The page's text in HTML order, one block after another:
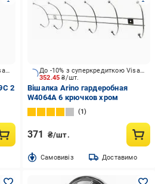
До -10% з суперкредиткою Visa Вигода
352.45₴/шт.
До -10% з суперкредиткою Visa Вигода
Вішалка Arino гардеробная
W4064A 6 крючков хром
1
371 ₴/шт.
Cамовивіз Доставимо